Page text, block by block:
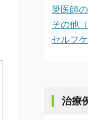
簗医師
その他
セルフ
治療